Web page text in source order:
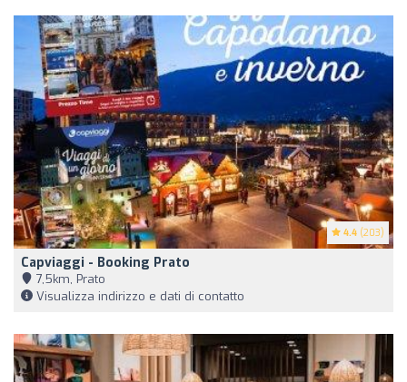
4.4 (203)
Capviaggi - Booking Prato
7,5km, Prato
Visualizza indirizzo e dati di contatto